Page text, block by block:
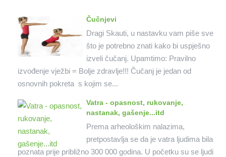
Čučnjevi
Dragi Skauti, u nastavku vam piše sve
što je potrebno znati kako bi uspješno
izveli čučanj. Upamtimo: Pravilno
izvođenje vježbi = Bolje zdravlje!!! Čučanj je jedan od
osnovnih pokreta s kojim se...
Vatra - opasnost, rukovanje,
nastanak, gašenje...itd
Prema arheološkim nalazima,
pretpostavlja se da je vatra ljudima bila
poznata prije približno 300 000 godina. U početku su se ljudi